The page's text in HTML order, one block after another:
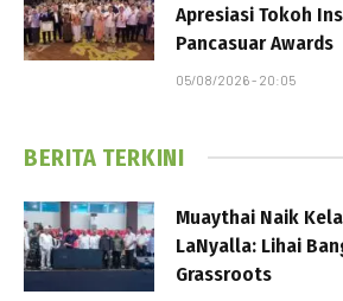
Apresiasi Tokoh
Pancasuar Awards
05/08/2026 - 20:05
BERITA TERKINI
Muaythai Naik
LaNyalla: Lihai
Grassroots